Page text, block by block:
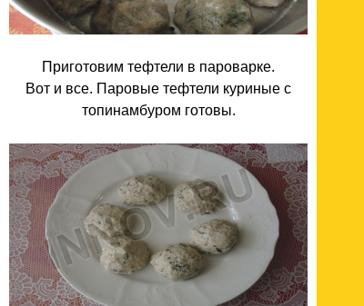
Приготовим тефтели в пароварке.
Вот и все. Паровые тефтели куриные с
топинамбуром готовы.